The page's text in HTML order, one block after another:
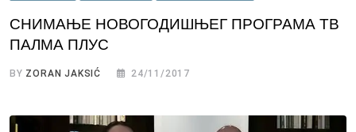
СНИМАЊE НОВОГОДИШЊЕГ ПРОГРАМА ТВ
ПАЛМА ПЛУС
BY ZORAN JAKSIĆ 24/11/2017